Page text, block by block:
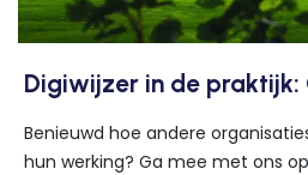
Digiwijzer in de praktijk:
Benieuwd hoe andere
hun werking? Ga mee met ons